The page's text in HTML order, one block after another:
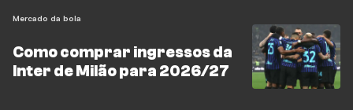
Mercado da bola
Como comprar ingressos da
Inter de Milão para 2026/27